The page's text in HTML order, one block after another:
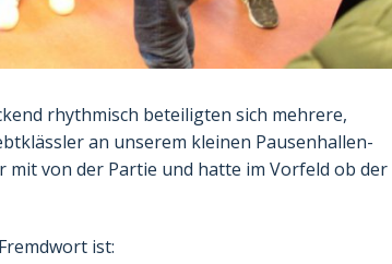
rhythmisch beteiligten sich mehrere,
an unserem kleinen Pausenhallen-
mit von der Partie und hatte im Vorfeld ob der
ist: